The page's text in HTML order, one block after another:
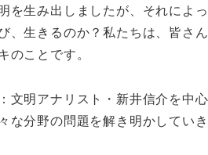
を生み出しましたが、それによ
、生きるのか？私たちは、皆さ
のことです。
文明アナリスト・新井信介を中
な分野の問題を解き明かしていき